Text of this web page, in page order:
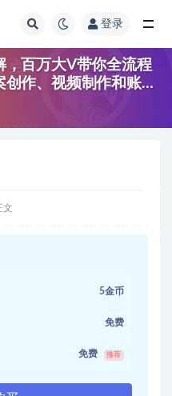
登录
，百万大V带你全流程
作、视频制作和账号
文
5金币
免费
免费 推荐